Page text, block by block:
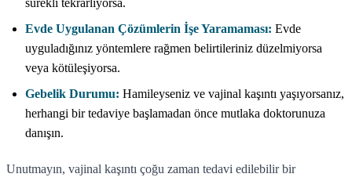
Evde Uygulanan Çözümlerin İşe Yaramaması: Evde
uyguladığınız yöntemlere rağmen belirtileriniz düzelmiyorsa
veya kötüleşiyorsa.
Gebelik Durumu: Hamileyseniz ve vajinal kaşıntı yaşıyorsanız,
herhangi bir tedaviye başlamadan önce mutlaka doktorunuza
danışın.
Unutmayın, vajinal kaşıntı çoğu zaman tedavi edilebilir bir